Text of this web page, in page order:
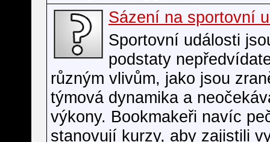
Sázení na sportovní
Sportovní události
podstaty
různým vlivům, jako jsou
týmová dynamika a
výkony. Bookmakeři navíc
stanovují kurzy, aby zajistili